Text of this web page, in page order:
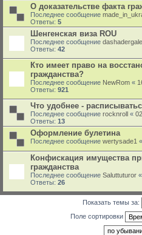
О доказательстве факта
Последнее сообщение
Ответы: 5
Шенгенская виза ROU
Последнее сообщение
Ответы: 42
Кто имеет право на
гражданства?
Последнее сообщение NewRom «
Ответы: 921
Что удобнее -
Последнее сообщение rocknroll «
Ответы: 13
Оформление булетина
Последнее сообщение wertysade1 «
Конфискация имущества
гражданства
Последнее сообщение Saluttuturor «
Ответы: 26
Показать темы за:
Поле сортировки